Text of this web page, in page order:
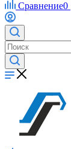
Сравнение0